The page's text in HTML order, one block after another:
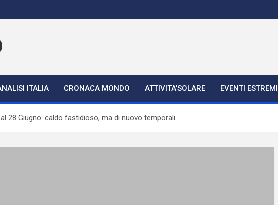
ITALIA CRONACA MONDO ATTIVITA’SOLARE EVENTI ESTREMI
al 28 Giugno: caldo fastidioso, ma di nuovo temporali